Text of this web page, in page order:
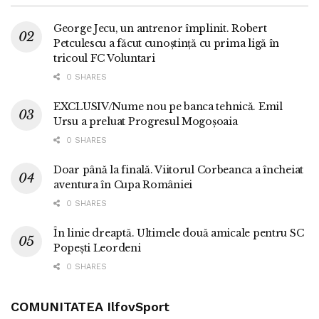
George Jecu, un antrenor împlinit. Robert
Petculescu a făcut cunoștință cu prima ligă în
tricoul FC Voluntari
0 SHARES
EXCLUSIV/Nume nou pe banca tehnică. Emil
Ursu a preluat Progresul Mogoșoaia
0 SHARES
Doar până la finală. Viitorul Corbeanca a încheiat
aventura în Cupa României
0 SHARES
În linie dreaptă. Ultimele două amicale pentru SC
Popești Leordeni
0 SHARES
COMUNITATEA IlfovSport